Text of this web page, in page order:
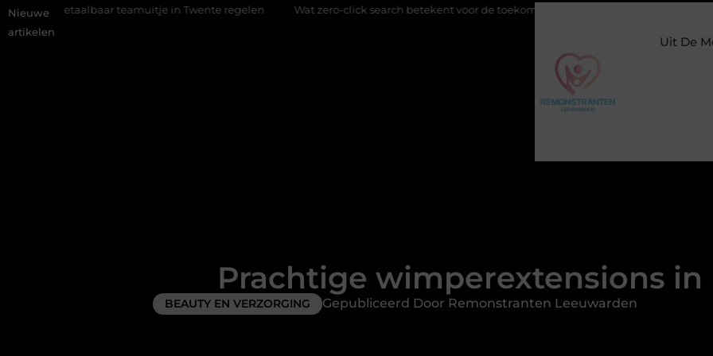
Nieuwe
artikelen
teamuitje in Twente regelen Wat zero-click search betekent voor de toekomst van online zichtbaarheid
Uit De
Prachtige wimperextensions in
BEAUTY EN VERZORGING Gepubliceerd Door Remonstranten Leeuwarden